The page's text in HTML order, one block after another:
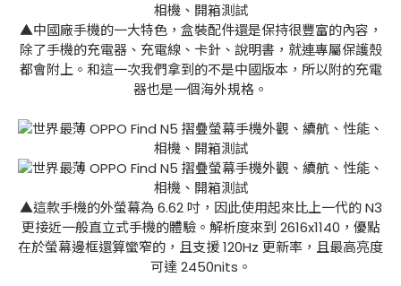
▲中國廠手機的一大特色，盒裝配件還是保持很豐富的內容，
除了手機的充電器、充電線、卡針、說明書，就連專屬保護殼
都會附上。和這一次我們拿到的不是中國版本，所以附的充電
器也是一個海外規格。
▲這款手機的外螢幕為 6.62 吋，因此使用起來比上一代的 N3
更接近一般直立式手機的體驗。解析度來到 2616x1140，優點
在於螢幕邊框還算蠻窄的，且支援 120Hz 更新率，且最高亮度
可達 2450nits。